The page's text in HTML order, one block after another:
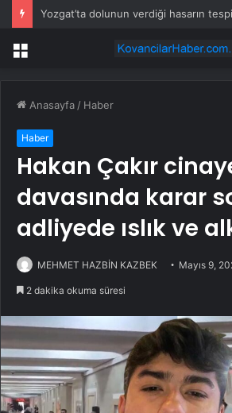
Yozgat’ta dolunun verdiği hasarın
Menü
Anasayfa / Haber
Haber
Hakan Çakır
davasında karar
adliyede ıslık ve
MEHMET HAZBİN KAZBEK Mayıs 9,
2 dakika okuma süresi